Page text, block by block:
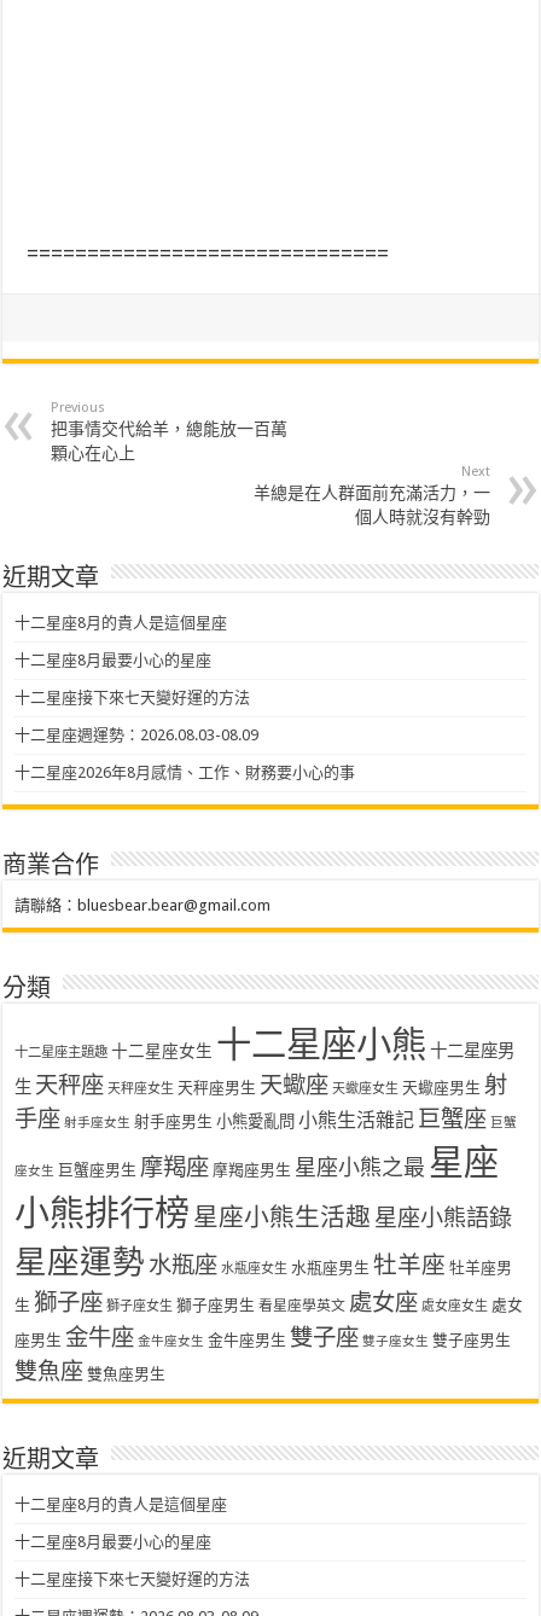
==============================
Previous
把事情交代給羊，總能放一百萬
顆心在心上
Next
羊總是在人群面前充滿活力，一
個人時就沒有幹勁
近期文章
十二星座8月的貴人是這個星座
十二星座8月最要小心的星座
十二星座接下來七天變好運的方法
十二星座週運勢：2026.08.03-08.09
十二星座2026年8月感情、工作、財務要小心的事
商業合作
請聯絡： bluesbear.bear@gmail.com
分類
十二星座主題趣 十二星座女生 十二星座小熊 十二星座男
生 天秤座 天秤座女生 天秤座男生 天蠍座 天蠍座女生 天蠍座男生 射
手座 射手座女生 射手座男生 小熊愛亂問 小熊生活雜記 巨蟹座 巨蟹
座女生 巨蟹座男生 摩羯座 摩羯座男生 星座小熊之最 星座
小熊排行榜 星座小熊生活趣 星座小熊語錄
星座運勢 水瓶座 水瓶座女生 水瓶座男生 牡羊座 牡羊座男
生 獅子座 獅子座女生 獅子座男生 看星座學英文 處女座 處女座女生 處女
座男生 金牛座 金牛座女生 金牛座男生 雙子座 雙子座女生 雙子座男生
雙魚座 雙魚座男生
近期文章
十二星座8月的貴人是這個星座
十二星座8月最要小心的星座
十二星座接下來七天變好運的方法